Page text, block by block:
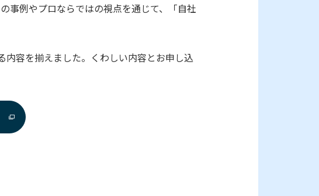
事例やプロならではの視点を通じて、「自社
容を揃えました。くわしい内容とお申し込